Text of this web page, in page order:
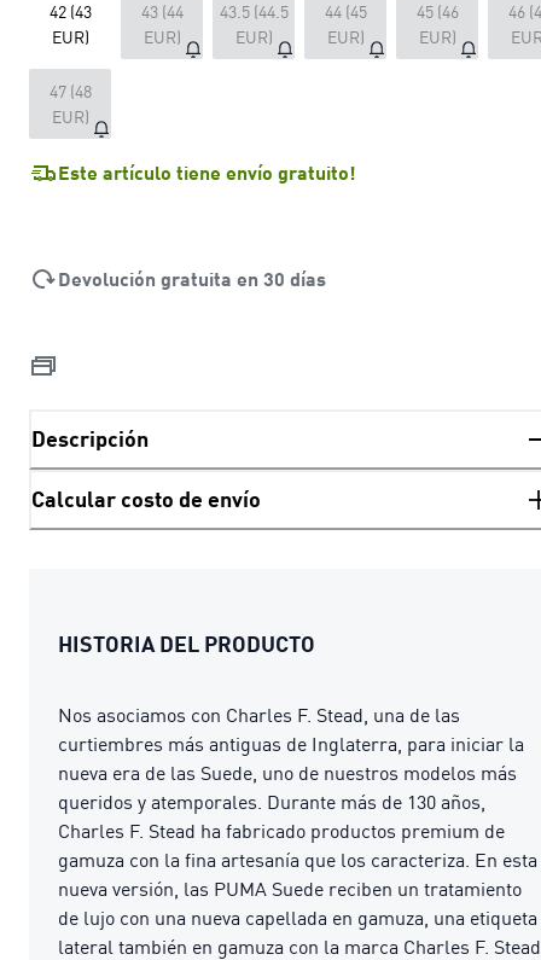
42 (43
EUR)
43 (44
EUR)
43.5 (44.5
EUR)
44 (45
EUR)
45 (46
EUR)
46
47 (48
EUR)
Este artículo tiene envío gratuito!
Devolución gratuita en 30 días
Descripción
Calcular costo de envío
HISTORIA DEL PRODUCTO
Nos asociamos con Charles F. Stead, una de las
curtiembres más antiguas de Inglaterra, para iniciar la
nueva era de las Suede, uno de nuestros modelos más
queridos y atemporales. Durante más de 130 años,
Charles F. Stead ha fabricado productos premium de
gamuza con la fina artesanía que los caracteriza. En esta
nueva versión, las PUMA Suede reciben un tratamiento
de lujo con una nueva capellada en gamuza, una etiqueta
lateral también en gamuza con la marca Charles F. Stead